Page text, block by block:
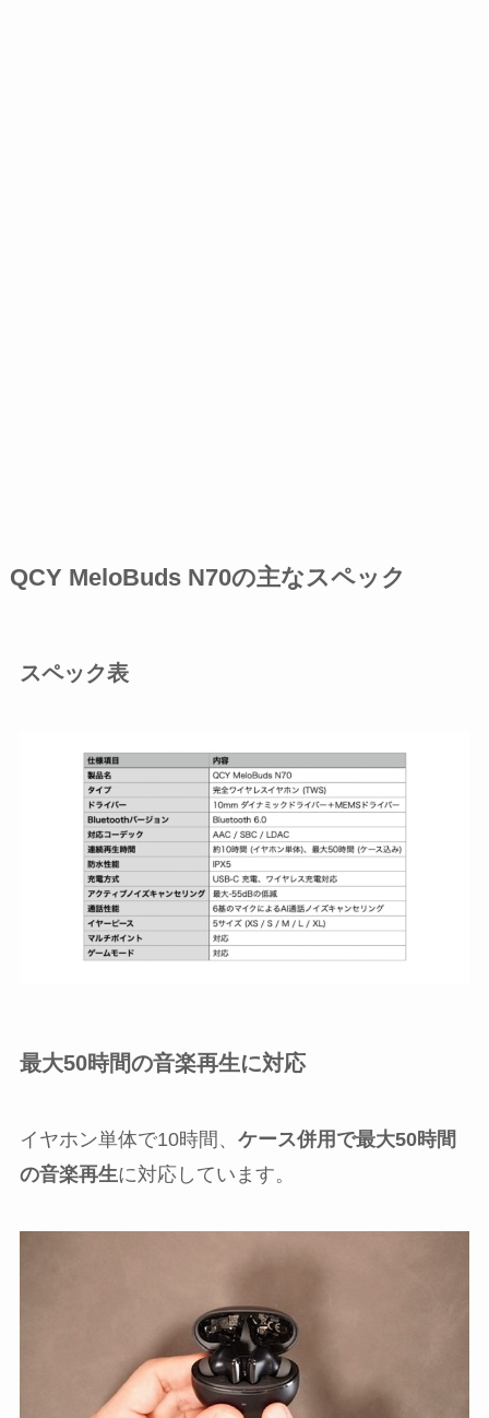
QCY MeloBuds N70の主なスペック
スペック表
最大50時間の音楽再生に対応
イヤホン単体で10時間、 ケース併用で最大50時間
の音楽再生に対応しています。